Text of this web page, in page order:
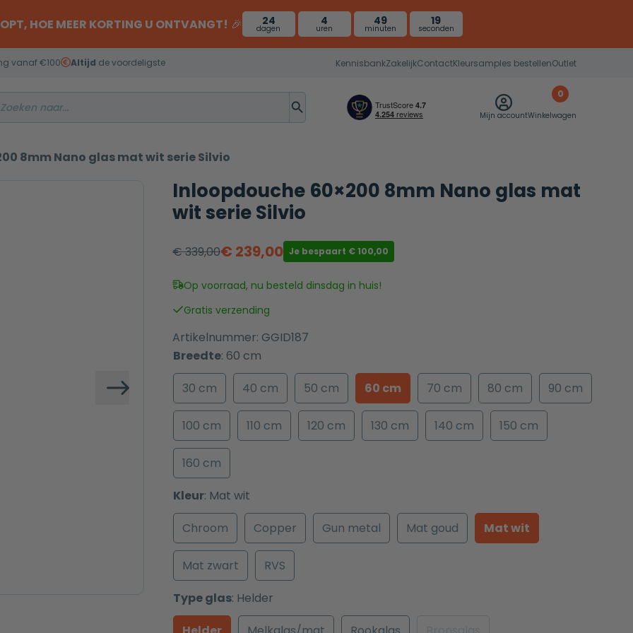
HOE MEER KORTING U ONTVANGT! 🎉 24
dagen
4
uren
49
minuten
19
seconden
vanaf €100 Altijd de voordeligste KennisbankZakelijkContactKleursamples bestellenOutlet
Mijn account
0
Winkelwagen
8mm Nano glas mat wit serie Silvio
Volgende
Inloopdouche 60×200 8mm Nano glas mat
wit serie Silvio
€339,00
Oorspronkelijke
prijs
was:
€ 339,00.
€ 239,00
Huidige
prijs
is:
€ 239,00.
Je bespaart €100,00
Op voorraad, nu besteld dinsdag in huis!
Gratis verzending
Artikelnummer: GGID187
Breedte: 60 cm
30 cm
40 cm 50 cm 60 cm 70 cm 80 cm 90 cm
100 cm 110 cm 120 cm 130 cm 140 cm 150 cm
160 cm
Kleur: Mat wit
Chroom
Copper Gun metal Mat goud Mat wit
Mat zwart
RVS
Type glas: Helder